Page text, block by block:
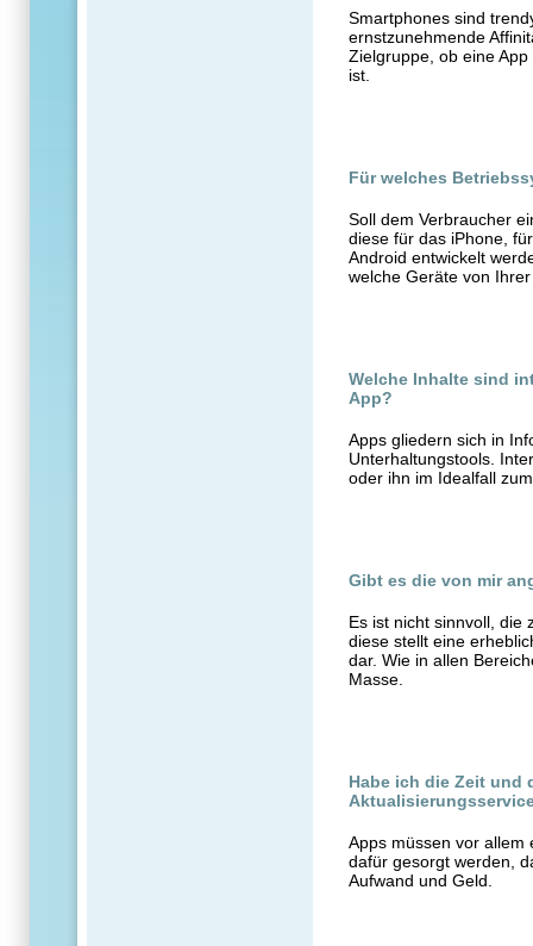
Smartphones sind
ernstzunehmende
Zielgruppe, ob eine
ist.
Für welches
Soll dem Verbraucher
diese für das iPhone,
Android entwickelt
welche Geräte von
Welche Inhalte sind
App?
Apps gliedern sich in
Unterhaltungstools.
oder ihn im Idealfall
Gibt es die von mir
Es ist nicht sinnvoll, die
diese stellt eine
dar. Wie in allen
Masse.
Habe ich die Zeit und
Apps müssen vor allem
dafür gesorgt werden,
Aufwand und Geld.